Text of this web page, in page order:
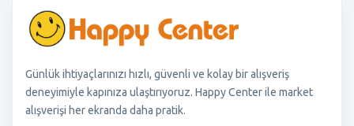
Günlük ihtiyaçlarınızı hızlı, güvenli ve kolay bir alışveriş
deneyimiyle kapınıza ulaştırıyoruz. Happy Center ile market
alışverişi her ekranda daha pratik.